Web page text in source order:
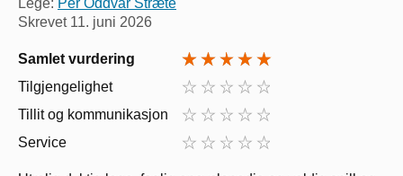
Skrevet 11. juni 2026
Samlet vurdering
Tilgjengelighet
Tillit og kommunikasjon
Service